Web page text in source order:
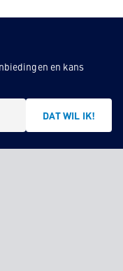
en kans
DAT WIL IK!